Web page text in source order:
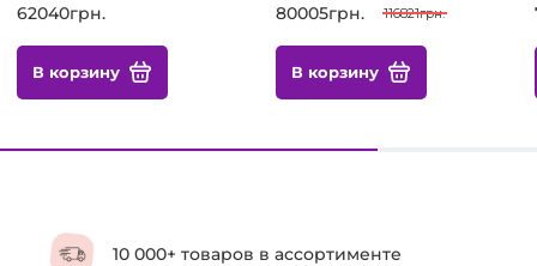
62040грн.
В корзину
80005грн. 116821грн.
В корзину
10 000+ товаров в ассортименте